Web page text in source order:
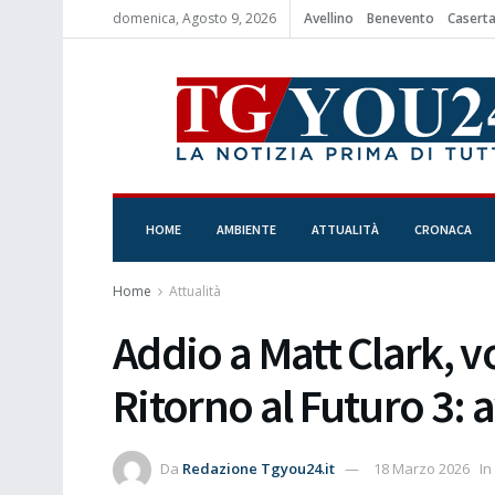
domenica, Agosto 9, 2026 Avellino Benevento Caserta
HOME AMBIENTE ATTUALITÀ CRONACA
Home Attualità
Addio a Matt Clark,
Ritorno al Futuro 3:
Da Redazione Tgyou24.it 18 Marzo 2026 In